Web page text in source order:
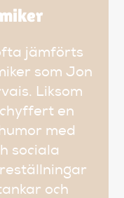
jämförts
som Jon
Liksom
en
med
sociala
och